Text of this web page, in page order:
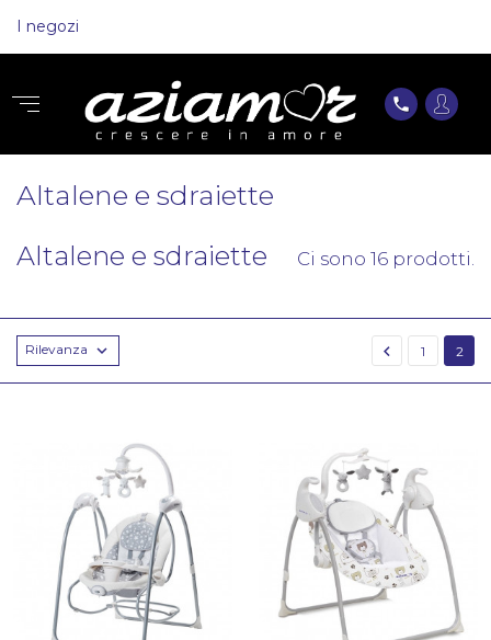
I negozi
phone
Altalene e sdraiette
Altalene e sdraiette Ci sono 16 prodotti.
Rilevanza   1 2